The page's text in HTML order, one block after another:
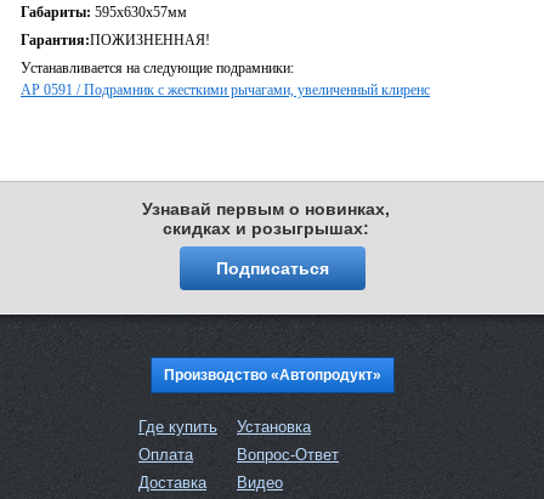
Габариты: 595х630х57мм
Гарантия:ПОЖИЗНЕННАЯ!
Устанавливается на следующие подрамники:
АР 0591 / Подрамник с жесткими рычагами, увеличенный клиренс
Узнавай первым о новинках,
скидках и розыгрышах:
Подписаться
Производство «Автопродукт»
Где купить
Оплата
Доставка
Установка
Вопрос-Ответ
Видео